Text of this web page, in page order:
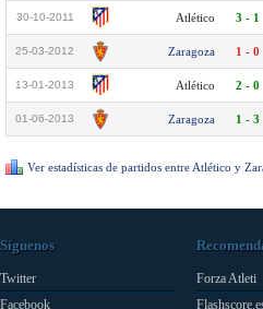
30-10-2011 Atlético 3 - 1
25-03-2012 Zaragoza 1 - 0
13-01-2013 Atlético 2 - 0
01-06-2013 Zaragoza 1 - 3
Ver estadísticas de partidos entre Atlético y
Síguenos
Twitter
Facebook
Forza Atleti